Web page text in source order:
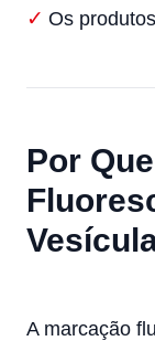
Os
Por
A marcação